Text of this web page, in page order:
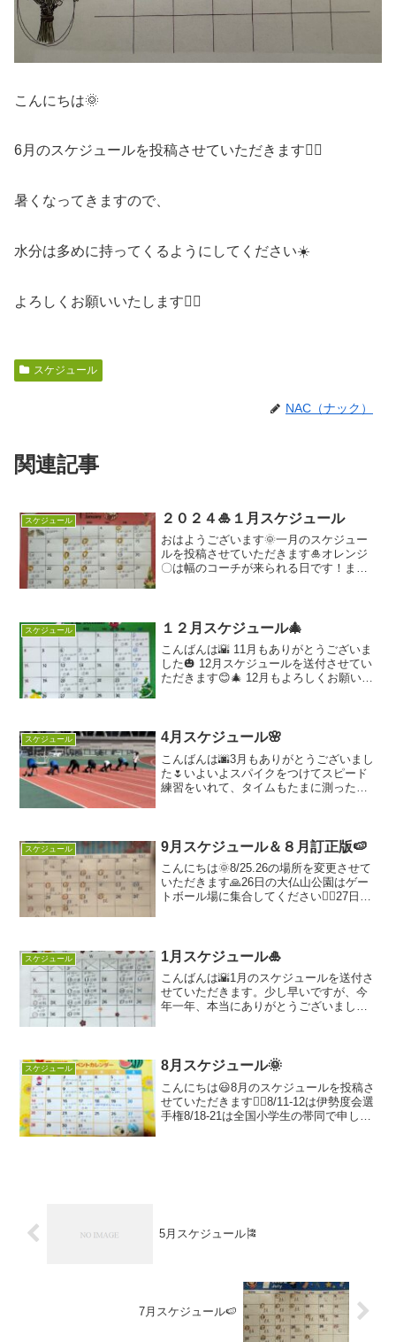
こんにちは🌞
6月のスケジュールを投稿させていただきます🙇‍♀️
暑くなってきますので、
水分は多めに持ってくるようにしてください☀️
よろしくお願いいたします🙇‍♀️
スケジュール
NAC（ナック）
関連記事
スケジュール ２０２４🎍１月スケジュール
おはようございます🌞一月のスケジュー
ルを投稿させていただきます🎍オレンジ
〇は幅のコーチが来られる日です！ま
なくて大丈夫です🙆‍...
スケジュール １２月スケジュール🎄
こんばんは🌇 11月もありがとうございま
した🎃 12月スケジュールを送付させてい
ただきます😊🎄 12月もよろしくお願いい
スケジュール 4月スケジュール🌸
こんばんは🌆3月もありがとうございまし
た🌷いよいよスパイクをつけてスピード
練習をいれて、タイムもたまに測ったり
一喜一憂したり…選...
スケジュール 9月スケジュール＆８月訂正版🍉
こんにちは🌞8/25.26の場所を変更させて
いただきます🙏26日の大仏山公園はゲー
トボール場に集合してください🙇‍♀️27日は
ただ...
スケジュール 1月スケジュール🎍
こんばんは🌇1月のスケジュールを送付さ
せていただきます。少し早いですが、今
年一年、本当にありがとうございました
スケジュール 8月スケジュール🌞
こんにちは😃8月のスケジュールを投稿さ
せていただきます🙇‍♀️8/11-12は伊勢度会選
手権8/18-21は全国小学生の帯同で申し訳
5月スケジュール🎏
7月スケジュール🍉